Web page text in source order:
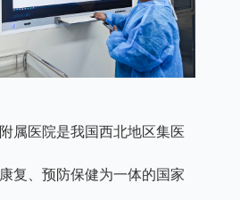
属医院是我国西北地区集医
复、预防保健为一体的国家